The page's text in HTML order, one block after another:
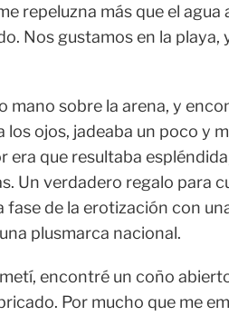
repeluzna más que el
Nos gustamos en la playa,
mano sobre la arena, y
los ojos, jadeaba un poco y
era que resultaba
Un verdadero regalo para
fase de la erotización con
plusmarca nacional.
encontré un coño
Por mucho que me